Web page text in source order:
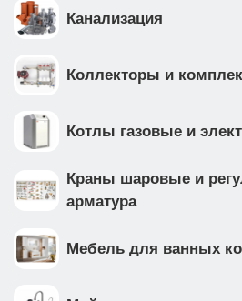
Канализация
Коллекторы и
Котлы газовые и
Краны шаровые и
арматура
Мебель для ванных